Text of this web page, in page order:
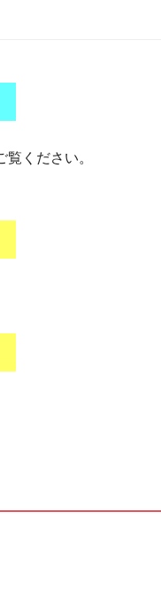
覧ください。